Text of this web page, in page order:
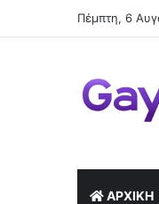
Πέμπτη, 6
ΑΡΧΙΚΉ